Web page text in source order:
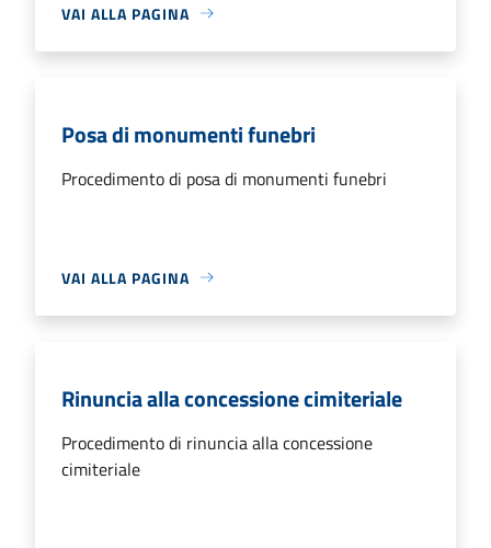
VAI ALLA PAGINA
Posa di monumenti funebri
Procedimento di posa di monumenti funebri
VAI ALLA PAGINA
Rinuncia alla concessione cimiteriale
Procedimento di rinuncia alla concessione
cimiteriale